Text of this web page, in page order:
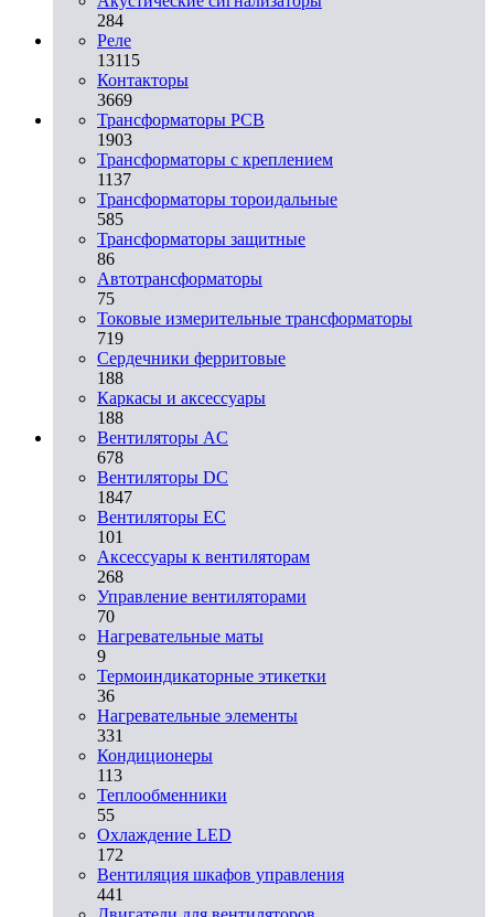
284
Реле
13115
Контакторы
3669
Трансформаторы PCB
1903
Трансформаторы с креплением
1137
Трансформаторы тороидальные
585
Трансформаторы защитные
86
Автотрансформаторы
75
Токовые измерительные трансформаторы
719
Сердечники ферритовые
188
Каркасы и аксессуары
188
Вентиляторы AC
678
Вентиляторы DC
1847
Вентиляторы EC
101
Аксессуары к вентиляторам
268
Управление вентиляторами
70
Нагревательные маты
9
Термоиндикаторные этикетки
36
Нагревательные элементы
331
Кондиционеры
113
Теплообменники
55
Охлаждение LED
172
Вентиляция шкафов управления
441